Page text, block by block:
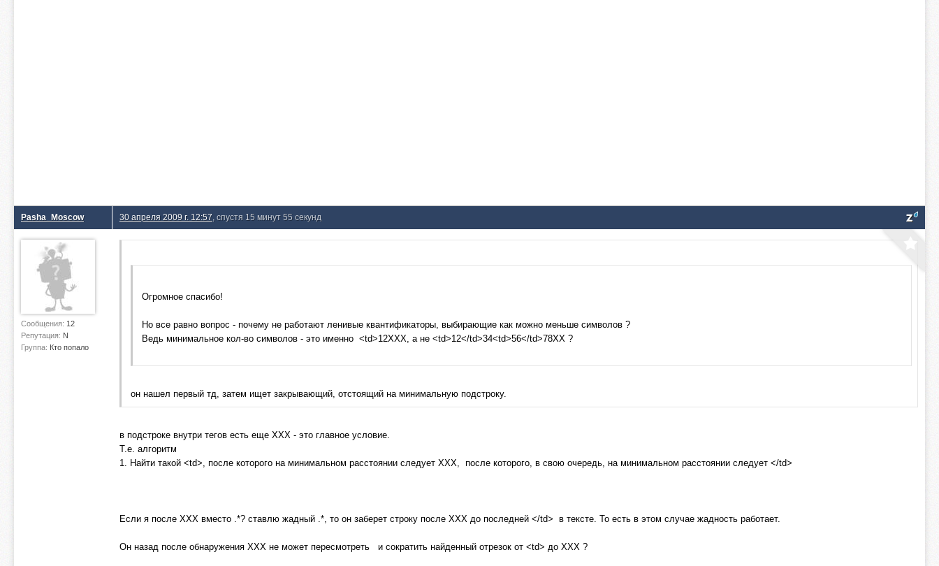
Pasha_Moscow
Сообщения: 12
Репутация: N
Группа: Кто попало
30 апреля 2009 г. 12:57 , спустя 15 минут 55 секунд
Огромное спасибо!
Но все равно вопрос - почему не работают ленивые квантификаторы, выбирающие как можно меньше символов ?
Ведь минимальное кол-во символов - это именно <td>12XXX, а не <td>12</td>34<td>56</td>78XX ?
он нашел первый тд, затем ищет закрывающий, отстоящий на минимальную подстроку.
в подстроке внутри тегов есть еще ХХХ - это главное условие.
Т.е. алгоритм
1. Найти такой <td>, после которого на минимальном расстоянии следует ХХХ, после которого, в свою очередь, на минимальном расстоянии следует </td>
Если я после XXX вместо .*? ставлю жадный .*, то он заберет строку после ХХХ до последней </td> в тексте. То есть в этом случае жадность работает.
Он назад после обнаружения ХХХ не может пересмотреть и сократить найденный отрезок от <td> до ХХХ ?